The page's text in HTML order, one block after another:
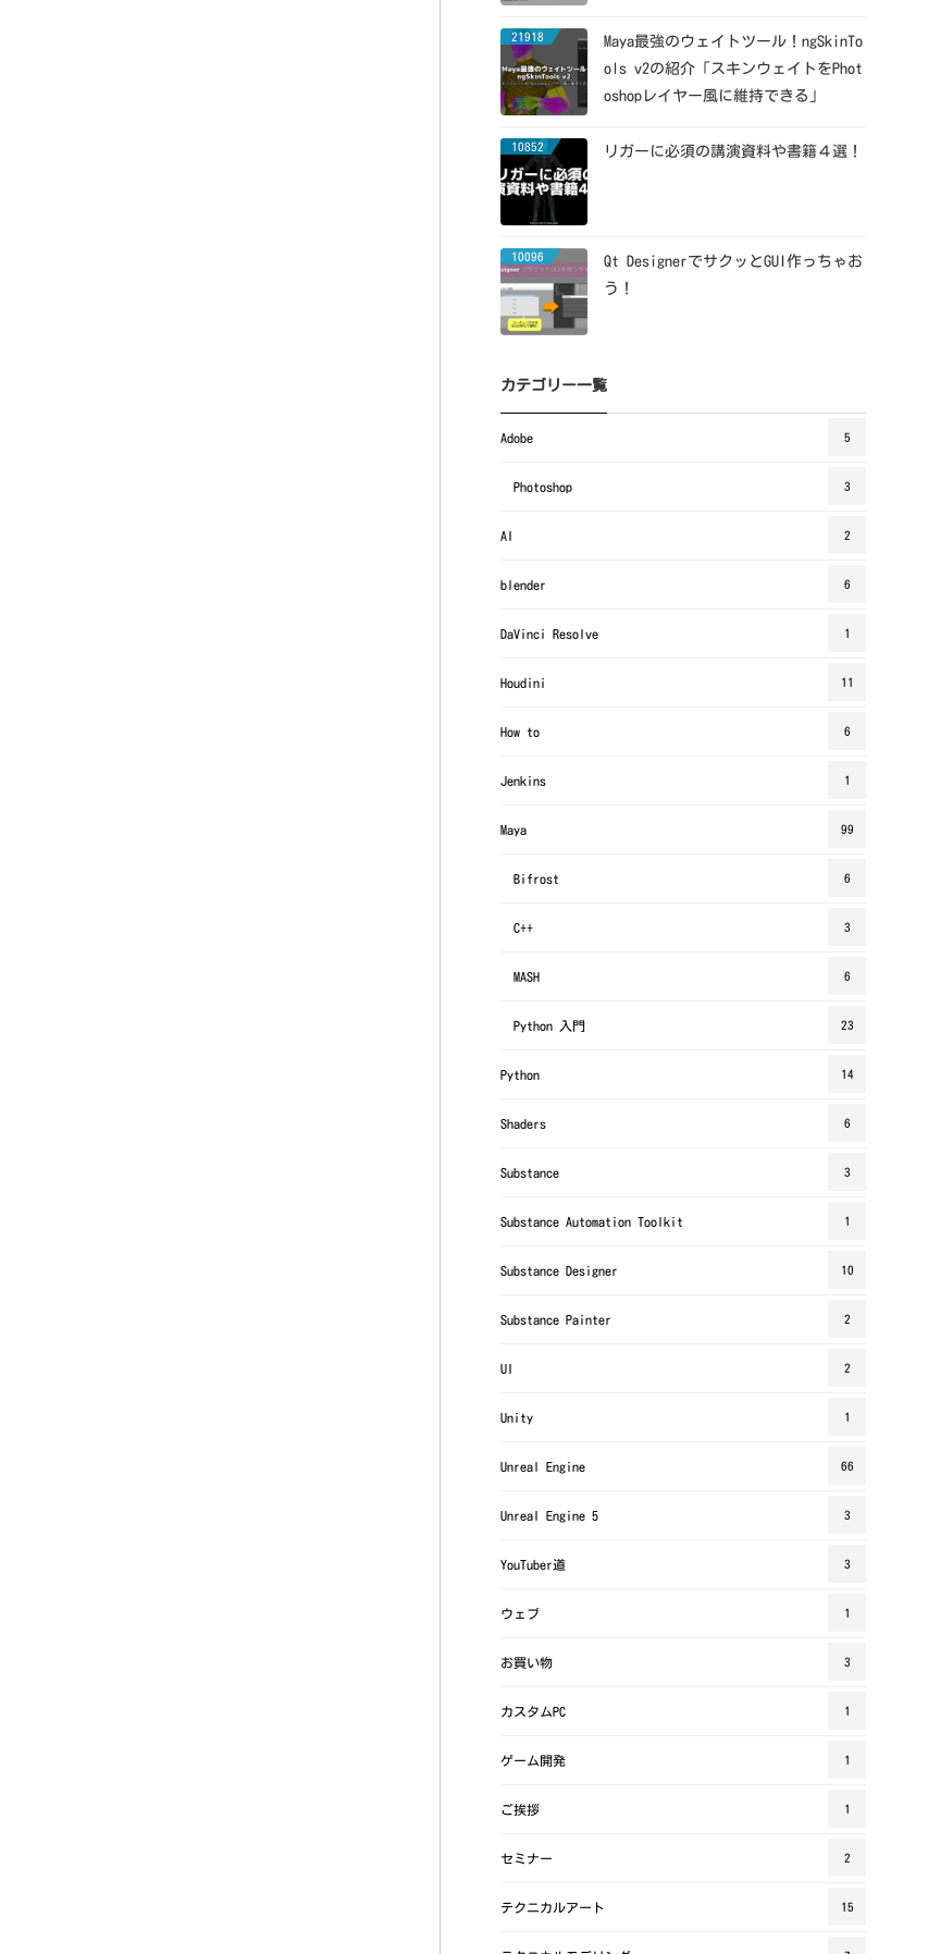
21918
Maya最強のウェイトツール！ngSkinTo
ols v2の紹介「スキンウェイトをPhot
oshopレイヤー風に維持できる」
10852 リガーに必須の講演資料や書籍４選！
10096
Qt DesignerでサクッとGUI作っちゃお
う！
カテゴリー一覧
Adobe 5
Photoshop 3
AI 2
blender 6
DaVinci Resolve 1
Houdini 11
How to 6
Jenkins 1
Maya 99
Bifrost 6
C++ 3
MASH 6
Python 入門 23
Python 14
Shaders 6
Substance 3
Substance Automation Toolkit 1
Substance Designer 10
Substance Painter 2
UI 2
Unity 1
Unreal Engine 66
Unreal Engine 5 3
YouTuber道 3
ウェブ 1
お買い物 3
カスタムPC 1
ゲーム開発 1
ご挨拶 1
セミナー 2
テクニカルアート 15